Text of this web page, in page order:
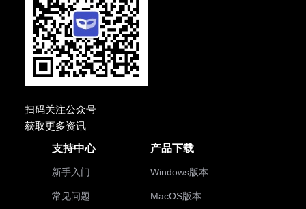
扫码关注公众号
获取更多资讯
支持中心
新手入门
常见问题
产品下载
Windows版本
MacOS版本